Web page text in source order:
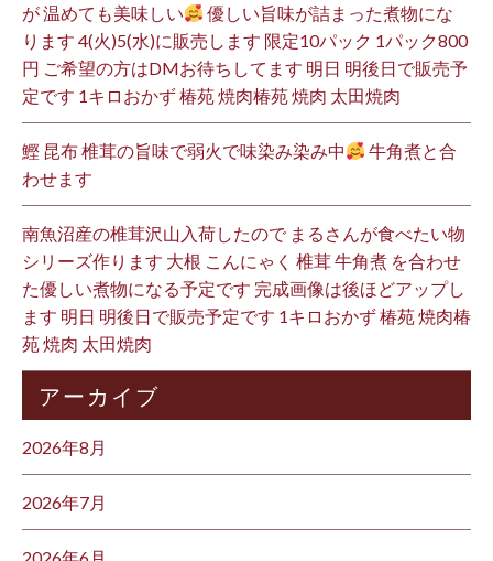
が 温めても美味しい
優しい旨味が詰まった煮物にな
ります 4(火)5(水)に販売します 限定10パック 1パック800
円 ご希望の方はDMお待ちしてます 明日 明後日で販売予
定です 1キロおかず 椿苑 焼肉椿苑 焼肉 太田焼肉
鰹 昆布 椎茸の旨味で弱火で味染み染み中
牛角煮と合
わせます
南魚沼産の椎茸沢山入荷したので まるさんが食べたい物
シリーズ作ります 大根 こんにゃく 椎茸 牛角煮 を合わせ
た優しい煮物になる予定です 完成画像は後ほどアップし
ます 明日 明後日で販売予定です 1キロおかず 椿苑 焼肉椿
苑 焼肉 太田焼肉
アーカイブ
2026年8月
2026年7月